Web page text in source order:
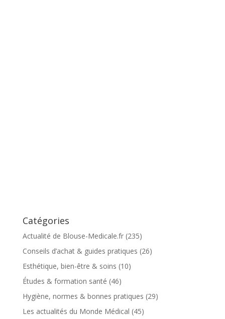
Catégories
Actualité de Blouse-Medicale.fr(235)
Conseils d’achat & guides pratiques (26)
Esthétique, bien-être & soins (10)
Études & formation santé (46)
Hygiène, normes & bonnes pratiques (29)
Les actualités du Monde Médical (45)